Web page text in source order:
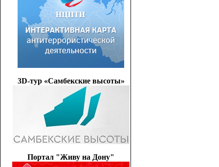
3D-тур «Самбекские высоты»
Портал "Живу на Дону"